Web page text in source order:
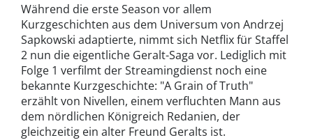
Während die erste Season vor allem
Kurzgeschichten aus dem Universum von Andrzej
Sapkowski adaptierte, nimmt sich Netflix für Staffel
2 nun die eigentliche Geralt-Saga vor. Lediglich mit
Folge 1 verfilmt der Streamingdienst noch eine
bekannte Kurzgeschichte: "A Grain of Truth"
erzählt von Nivellen, einem verfluchten Mann aus
dem nördlichen Königreich Redanien, der
gleichzeitig ein alter Freund Geralts ist.